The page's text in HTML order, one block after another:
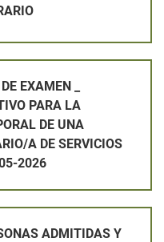
EXAMEN _
PARA LA
DE UNA
A DE SERVICIOS
2026
ADMITIDAS Y